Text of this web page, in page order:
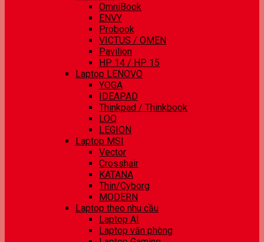
OmniBook
ENVY
Probook
VICTUS / OMEN
Pavilion
HP 14 / HP 15
Laptop LENOVO
YOGA
IDEAPAD
Thinkpad / Thinkbook
LOQ
LEGION
Laptop MSI
Vector
Crosshair
KATANA
Thin/Cyborg
MODERN
Laptop theo nhu cầu
Laptop AI
Laptop văn phòng